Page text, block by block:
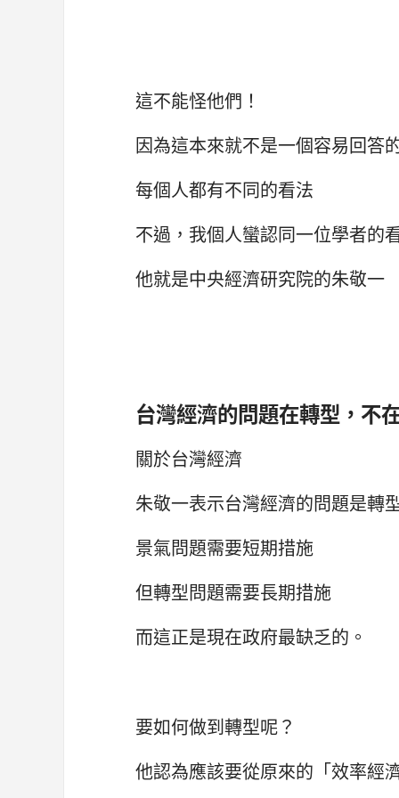
這不能怪他們！
因為這本來就不是一個容易回答
每個人都有不同的看法
不過，我個人蠻認同一位學者的
他就是中央經濟研究院的朱敬一
台灣經濟的問題在轉型，不
關於台灣經濟
朱敬一表示台灣經濟的問題是轉
景氣問題需要短期措施
但轉型問題需要長期措施
而這正是現在政府最缺乏的。
要如何做到轉型呢？
他認為應該要從原來的「效率經濟